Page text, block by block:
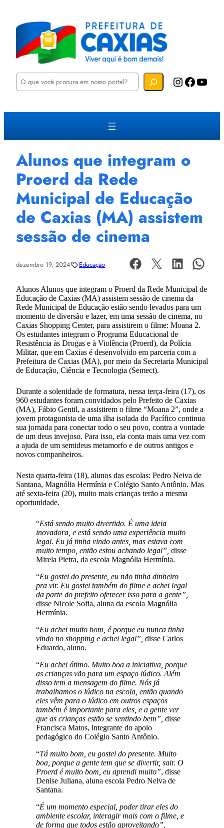
P
u
a
Instagram Facebook YouTube
Alunos que integram o
Proerd da Rede
Municipal de Educação
de Caxias (MA) assistem
sessão de cinema
dezembro 19, 2024 Educação
Alunos Alunos que integram o Proerd da Rede Municipal de
Educação de Caxias (MA) assistem sessão de cinema da
Rede Municipal de Educação estão sendo levados para um
momento de diversão e lazer, em uma sessão de cinema, no
Caxias Shopping Center, para assistirem o filme: Moana 2.
Os estudantes integram o Programa Educacional de
Resistência às Drogas e à Violência (Proerd), da Polícia
Militar, que em Caxias é desenvolvido em parceria com a
Prefeitura de Caxias (MA), por meio da Secretaria Municipal
de Educação, Ciência e Tecnologia (Semect).
Durante a solenidade de formatura, nessa terça-feira (17), os
960 estudantes foram convidados pelo Prefeito de Caxias
(MA), Fábio Gentil, a assistirem o filme “Moana 2”, onde a
jovem protagonista de uma ilha isolada do Pacífico continua
sua jornada para conectar todo o seu povo, contra a vontade
de um deus invejoso. Para isso, ela conta mais uma vez com
a ajuda de um semideus metamorfo e de outros antigos e
novos companheiros.
Nesta quarta-feira (18), alunos das escolas: Pedro Neiva de
Santana, Magnólia Hermínia e Colégio Santo Antônio. Mas
até sexta-feira (20), muito mais crianças terão a mesma
oportunidade.
“Está sendo muito divertido. É uma ideia
inovadora, e está sendo uma experiência muito
legal. Eu já tinha vindo antes, mas estava com
muito tempo, então estou achando legal”, disse
Mirela Pietra, da escola Magnólia Hermínia.
“Eu gostei do presente, eu não tinha dinheiro
pra vir. Eu gostei também do filme e achei legal
da parte do prefeito oferecer isso para a gente”,
disse Nicole Sofia, aluna da escola Magnólia
Hermínia.
“Eu achei muito bom, é porque eu nunca tinha
vindo no shopping e achei legal”, disse Carlos
Eduardo, aluno.
“Eu achei ótimo. Muito boa a iniciativa, porque
as crianças vão para um espaço lúdico. Além
disso tem a mensagem do filme. Nós já
trabalhamos o lúdico na escola, então quando
eles vêm para o lúdico em outros espaços
também é importante para eles, e a gente ver
que as crianças estão se sentindo bem”, disse
Francisca Matos, integrante do apoio
pedagógico do Colégio Santo Antônio.
“Tá muito bom, eu gostei do presente. Muito
boa, porque a gente tem que se divertir, sair. O
Proerd é muito bom, eu aprendi muito”, disse
Denise Juliana, aluna escola Pedro Neiva de
Santana.
“É um momento especial, poder tirar eles do
ambiente escolar, interagir mais com o filme, e
de forma que todos estão aproveitando”,